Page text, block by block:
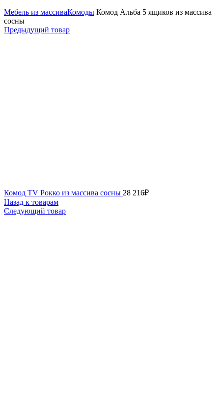
Мебель из массиваКомоды Комод Альба 5 ящиков из массива
сосны
Предыдущий товар
Комод TV Рокко из массива сосны 28 216₽
Назад к товарам
Следующий товар